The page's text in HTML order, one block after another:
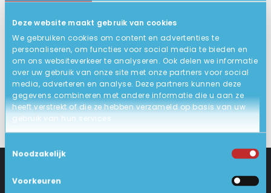
Deze website maakt gebruik van cookies
We gebruiken cookies om content en advertenties te
personaliseren, om functies voor social media te bieden en
om ons websiteverkeer te analyseren. Ook delen we informatie
over uw gebruik van onze site met onze partners voor social
media, adverteren en analyse. Deze partners kunnen deze
gegevens combineren met andere informatie die u aan ze
heeft verstrekt of die ze hebben verzameld op basis van uw
gebruik van hun services.
Toestemmingsselectie
Noodzakelijk
Voorkeuren
Vloeiende optische tracking
10
IN WINKELWAGEN